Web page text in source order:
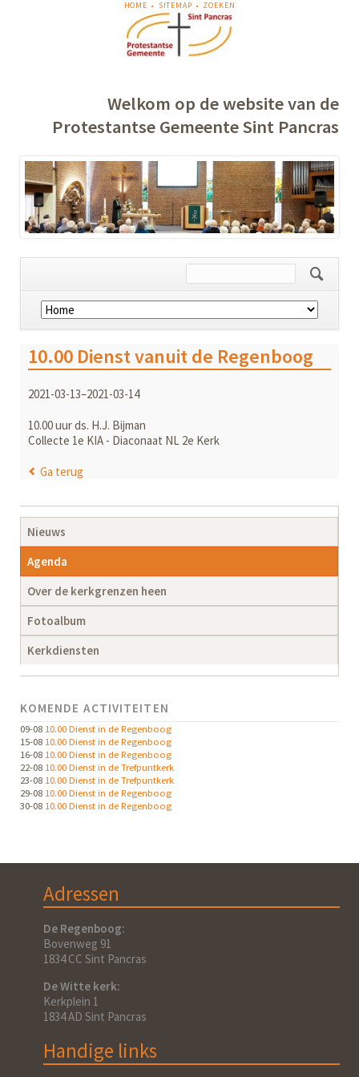
NAVIGATIE
OVERSLAAN
HOME SITEMAP ZOEKEN
Welkom op de website van de
Protestantse Gemeente Sint Pancras
Navigatie
overslaan
10.00 Dienst vanuit de Regenboog
2021-03-13–2021-03-14
10.00 uur ds. H.J. Bijman
Collecte 1e KIA - Diaconaat NL 2e Kerk
Ga terug
Navigatie
overslaan
Nieuws
Agenda
Over de kerkgrenzen heen
Fotoalbum
Kerkdiensten
KOMENDE ACTIVITEITEN
09-08 10.00 Dienst in de Regenboog
15-08 10.00 Dienst in de Regenboog
16-08 10.00 Dienst in de Regenboog
22-08 10.00 Dienst in de Trefpuntkerk
23-08 10.00 Dienst in de Trefpuntkerk
29-08 10.00 Dienst in de Regenboog
30-08 10.00 Dienst in de Regenboog
Adressen
De Regenboog:
Bovenweg 91
1834 CC Sint Pancras
De Witte kerk:
Kerkplein 1
1834 AD Sint Pancras
Handige links